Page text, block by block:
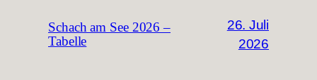
Schach am See 2026 –
Tabelle
26. Juli
2026